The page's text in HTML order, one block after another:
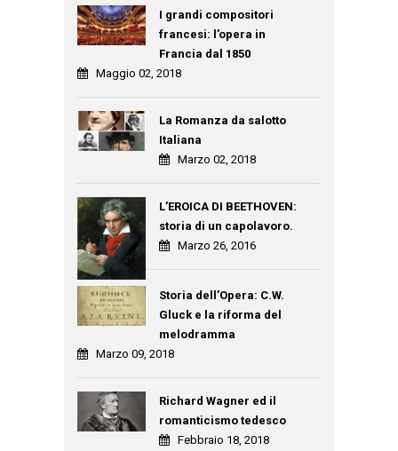
I grandi compositori
francesi: l’opera in
Francia dal 1850
Maggio 02, 2018
La Romanza da salotto
Italiana
Marzo 02, 2018
L’EROICA DI BEETHOVEN:
storia di un capolavoro.
Marzo 26, 2016
Storia dell’Opera: C.W.
Gluck e la riforma del
melodramma
Marzo 09, 2018
Richard Wagner ed il
romanticismo tedesco
Febbraio 18, 2018